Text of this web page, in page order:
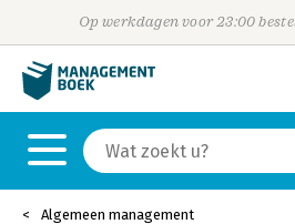
Op werkdagen voor 23:00
Algemeen management